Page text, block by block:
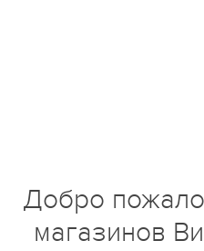
Добро
магазинов